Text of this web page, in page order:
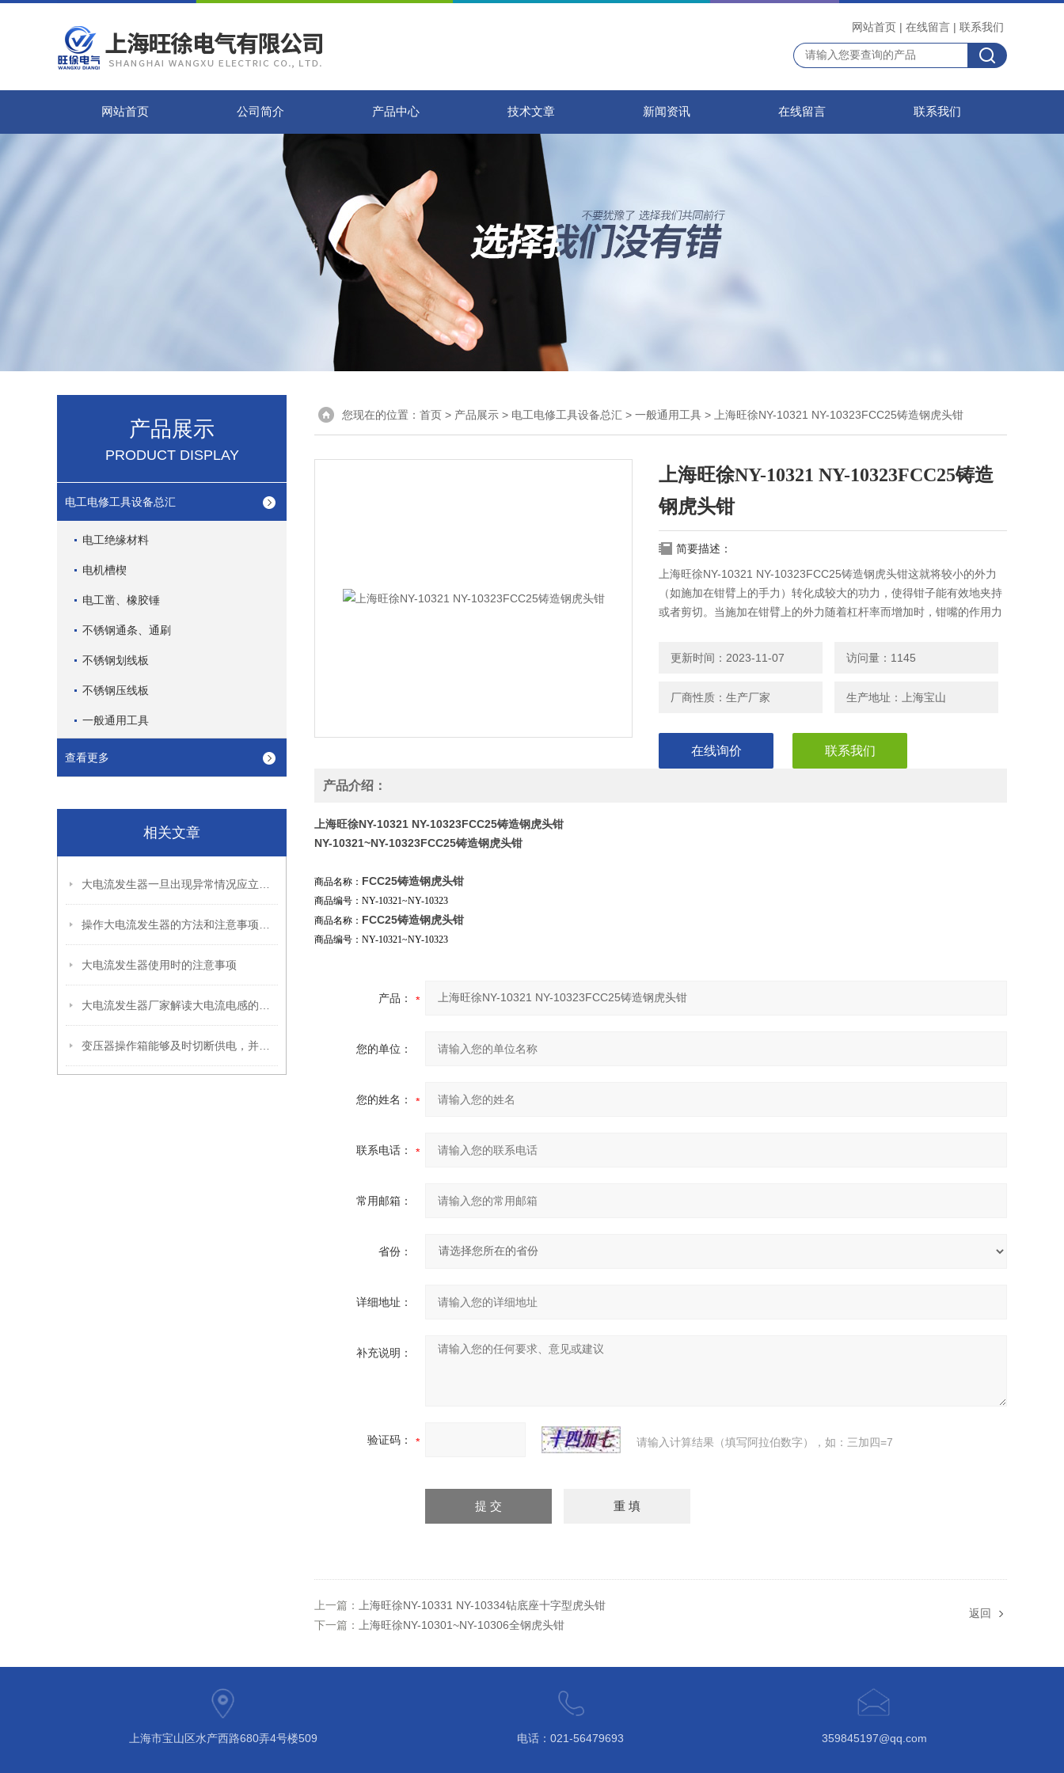
网站首页 | 在线留言 | 联系我们
网站首页 公司简介 产品中心 技术文章 新闻资讯 在线留言 联系我们
产品展示
PRODUCT DISPLAY
电工电修工具设备总汇
电工绝缘材料
电机槽楔
电工凿、橡胶锤
不锈钢通条、通刷
不锈钢划线板
不锈钢压线板
一般通用工具
查看更多
相关文章
大电流发生器使用时的注意事项
您现在的位置： 首页 > 产品展示 > 电工电修工具设备总汇 > 一般通用工具 > 上海旺徐NY-10321 NY-10323FCC25铸造钢虎头钳
上海旺徐NY-10321 NY-10323FCC25铸造
钢虎头钳
简要描述：
上海旺徐NY-10321 NY-10323FCC25铸造钢虎头钳这就将较小的外力
（如施加在钳臂上的手力）转化成较大的功力，使得钳子能有效地夹持
或者剪切。当施加在钳臂上的外力随着杠杆率而增加时，钳嘴的作用力
更新时间：2023-11-07 访问量：1145
厂商性质：生产厂家 生产地址：上海宝山
在线询价 联系我们
产品介绍：
上海旺徐NY-10321 NY-10323FCC25铸造钢虎头钳
NY-10321~NY-10323FCC25铸造钢虎头钳
商品名称： FCC25铸造钢虎头钳
商品编号：NY-10321~NY-10323
商品名称： FCC25铸造钢虎头钳
商品编号：NY-10321~NY-10323
产品：
您的单位：
您的姓名：
联系电话：
常用邮箱：
省份：
详细地址：
补充说明：
验证码： 请输入计算结果（填写阿拉伯数字），如：三加四=7
上一篇：
上海旺徐NY-10331 NY-10334钻底座十字型虎头钳
下一篇：
上海旺徐NY-10301~NY-10306全钢虎头钳
返回
上海市宝山区水产西路680弄4号楼509 电话：021-56479693 359845197@qq.com